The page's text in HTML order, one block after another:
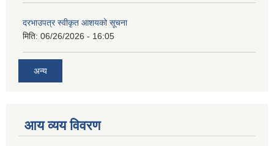
दरभाउपत्र स्वीकृत आशयको सूचना
मिति: 06/26/2026 - 16:05
अन्य
आय व्यय विवरण